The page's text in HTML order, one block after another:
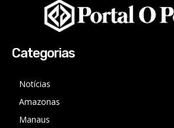
Categorias
Notícias
Amazonas
Manaus